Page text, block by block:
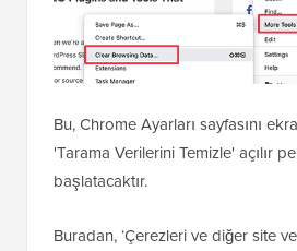
Bu, Chrome Ayarları sayfasını
'Tarama Verilerini Temizle' açılır
başlatacaktır.
Buradan, ‘Çerezleri ve diğer site